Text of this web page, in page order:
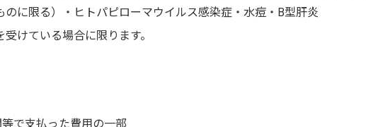
に限る）・ヒトパピローマウイルス感染症・水痘・B型肝炎
けている場合に限ります。
で支払った費用の一部